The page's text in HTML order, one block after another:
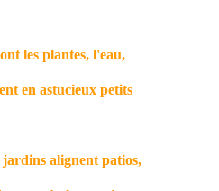
les plantes, l'eau,
en astucieux petits
jardins alignent patios,